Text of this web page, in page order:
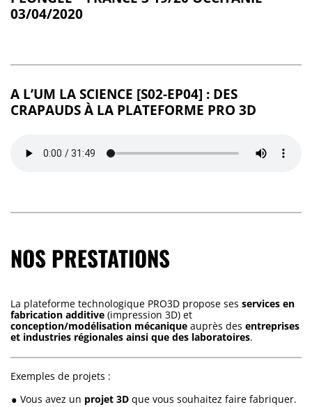
03/04/2020
A L’UM LA SCIENCE [S02-EP04] : DES
CRAPAUDS À LA PLATEFORME PRO 3D
NOS PRESTATIONS
La plateforme technologique PRO3D propose ses services en
fabrication additive (impression 3D) et
conception/modélisation mécanique auprès des entreprises
et industries régionales ainsi que des laboratoires.
Exemples de projets :
Vous avez un projet 3D que vous souhaitez faire fabriquer.